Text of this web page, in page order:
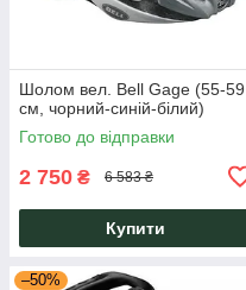
Шолом вел. Bell Gage (55-59
см, чорний-синій-білий)
Готово до відправки
2 750 ₴ 6 583 ₴
Купити
–50%